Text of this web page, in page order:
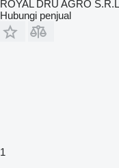
ROYAL DRU AGRO
Hubungi penjual
1